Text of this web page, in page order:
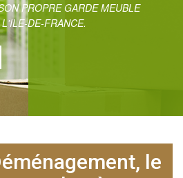
PROPRE GARDE MEUBLE
DE-FRANCE.
le